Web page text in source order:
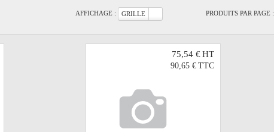
AFFICHAGE : GRILLE PRODUITS PAR PAGE :
75,54 € HT
90,65 € TTC